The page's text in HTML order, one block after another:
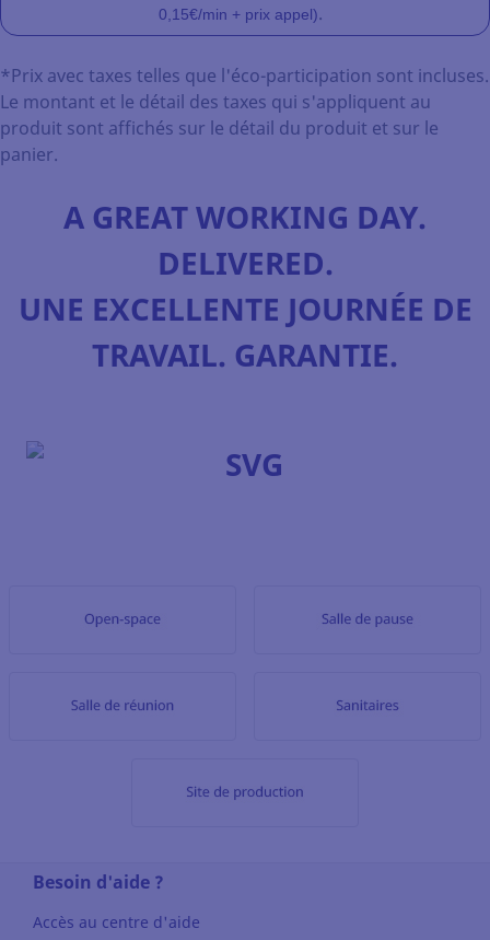
0,15€/min + prix appel).
*Prix avec taxes telles que l'éco-participation sont incluses.
Le montant et le détail des taxes qui s'appliquent au
produit sont affichés sur le détail du produit et sur le
panier.
A GREAT WORKING DAY.
DELIVERED.
UNE EXCELLENTE JOURNÉE DE
TRAVAIL. GARANTIE.
Besoin d'aide ?
Accès au centre d'aide